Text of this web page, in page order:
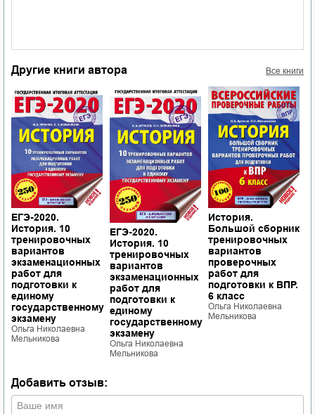
Другие книги автора Все книги
ЕГЭ-2020.
История. 10
тренировочных
вариантов
экзаменационных
работ для
подготовки к
единому
государственному
экзамену
Ольга Николаевна
Мельникова
ЕГЭ-2020.
История. 10
тренировочных
вариантов
экзаменационных
работ для
подготовки к
единому
государственному
экзамену
Ольга Николаевна
Мельникова
История.
Большой сборник
тренировочных
вариантов
проверочных
работ для
подготовки к ВПР.
6 класс
Ольга Николаевна
Мельникова
Добавить отзыв: